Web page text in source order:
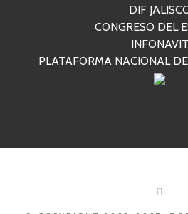
DIF
CONGRESO DEL
INFONAVIT
PLATAFORMA NACIONAL